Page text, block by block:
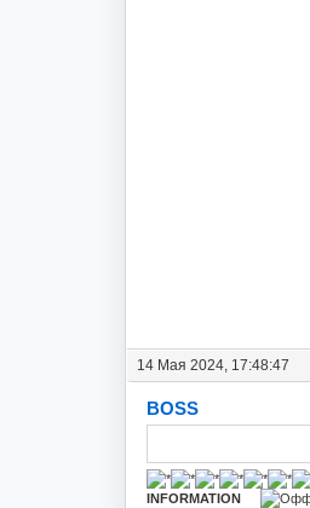
14 Мая 2024, 17:48:47
BOSS
INFORMATION